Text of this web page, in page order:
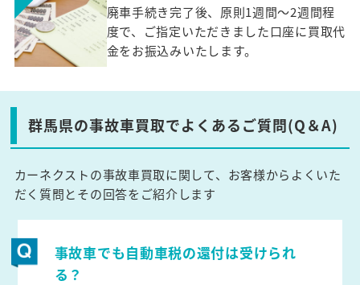
廃車手続き完了後、原則1週間～2週間程
度で、ご指定いただきました口座に買取代
金をお振込みいたします。
群馬県の事故車買取でよくあるご質問(Q＆A)
カーネクストの事故車買取に関して、お客様からよくいた
だく質問とその回答をご紹介します
事故車でも自動車税の還付は受けられ
る？